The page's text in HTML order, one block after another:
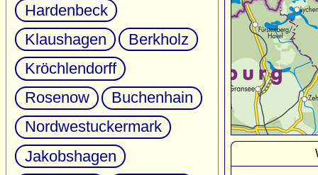
Hardenbeck
Klaushagen
Berkholz
Kröchlendorff
Rosenow
Buchenhain
Nordwestuckermark
Jakobshagen